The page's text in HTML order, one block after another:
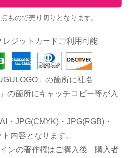
もので売り切りとなります。
レジットカードご利用可能
」の箇所に社名
の箇所にキャッチコピー等が入
・JPG(CMYK)・JPG(RGB)・
内容となります。
ンの著作権はご購入後、購入者